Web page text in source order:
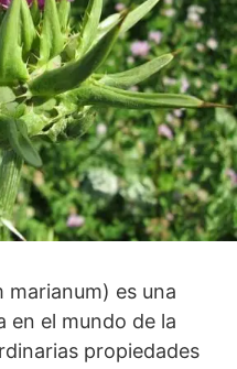
marianum) es una
en el mundo de la
propiedades